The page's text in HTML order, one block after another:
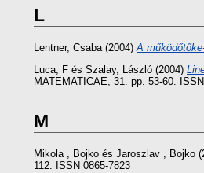
L
Lentner, Csaba (2004) A
Luca, F és Szalay, László (2004)
MATEMATICAE, 31. pp. 53-60.
M
Mikola , Bojko és Jaroszlav , Bojko
112. ISSN 0865-7823